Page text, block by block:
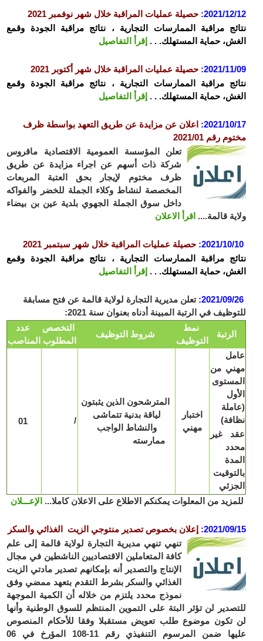
2021/
: حصيلة عمليات المراقبة خلال شهر نوفمبر 2021
مراقبة الممارسات التجارية ، نتائج مراقبة الجودة وقمع
حماية المستهلك. ..إقرأ التفاصيل
2021/
: حصيلة عمليات المراقبة خلال شهر أكتوبر 2021
مراقبة الممارسات التجارية ، نتائج مراقبة الجودة وقمع
حماية المستهلك. ..إقرأ التفاصيل
2021/
: اعلان عن مزايدة عن طريق التعهد بواسطة ظرف
رقم 2021/01
تعلن المؤسسة العمومية الاقتصادية ماقروس
شركة ذات أسهم عن اجراء مزايدة عن طريق
ظرف مختوم لإيجار بحق العتبة المربعات
المخصصة لنشاط وكلاء الجملة للخضر والفواكه
داخل سوق الجملة الجهوي بلدية عين بن بيضاء
قالمة....اقرأ الاعلان
2021/10/
: حصيلة عمليات المراقبة خلال شهر سبتمبر 2021
مراقبة الممارسات التجارية ، نتائج مراقبة الجودة وقمع
حماية المستهلك. ..إقرأ التفاصيل
2021/09/
: تعلن مديرية التجارة لولاية قالمة عن فتح مسابقة
في الرتبة المبينة أدناه بعنوان سنة 2021:
عدد
المناصب
التخصص
المطلوب
شروط التوظيف
التوظيف
/
المترشحون الذين يثبتون
لياقة بدنية تتماشى
والنشاط الواجب
ممارسته
اختبار
مهني
من
غير
من المعلوات يمكنكم الاطلاع على الاعلان كاملا...الإعـــلان
2021/
: إعلانبخصوص تصدير منتوجي الزيت الغذائي والسكر
تنهي تنهي مديرية التجارة لولاية قالمة إلى علم
كافة المتعاملين الاقتصاديين الناشطين في مجال
الإنتاج والتصدير أنه بإمكانهم تصدير مادتي الزيت
الغذائي والسكر بشرط التقدم بتعهد ممضي وفق
نموذج محدد يلتزم من خلاله أن الكمية الموجهة
لن تؤثر البتة على التموين المنتظم للسوق الوطنية وأنها
تكون موضوع طلب تعويض مستقبلا وفقا للأحكام المنصوص
عليها ضمن المرسوم التنفيذي رقم 11-108 المؤرخ في 06